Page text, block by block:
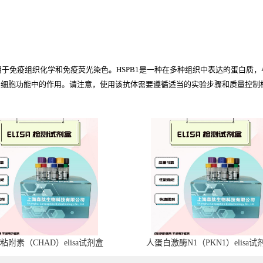
免疫组织化学和免疫荧光染色。HSPB1是一种在多种组织中表达的蛋白质
胞功能中的作用。请注意，使用该抗体需要遵循适当的实验步骤和质量控制
附素（CHAD）elisa试剂盒 人蛋白激酶N1（PKN1）elisa试